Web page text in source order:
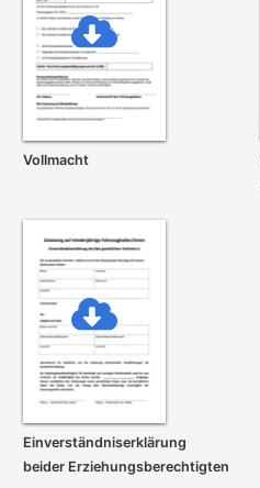
Vollmacht
Einverständnis­erklärung
beider Erziehungs­berechtigten